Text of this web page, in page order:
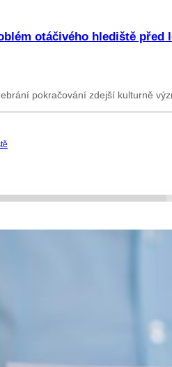
otáčivého hlediště před
pokračování zdejší kulturně